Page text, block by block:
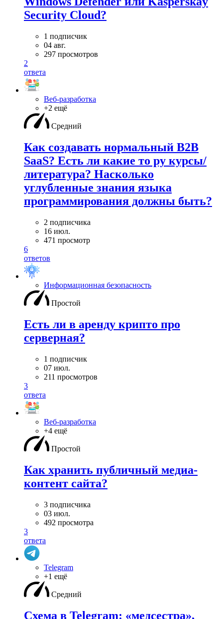
Security Cloud?
1 подписчик
04 авг.
297 просмотров
2
ответа
Веб-разработка
+2 ещё
Средний
Как создавать нормальный B2B
SaaS? Есть ли какие то ру курсы/
литература? Насколько
углубленные знания языка
программирования должны быть?
2 подписчика
16 июл.
471 просмотр
6
ответов
Информационная безопасность
Простой
Есть ли в аренду крипто про
серверная?
1 подписчик
07 июл.
211 просмотров
3
ответа
Веб-разработка
+4 ещё
Простой
Как хранить публичный медиа-
контент сайта?
3 подписчика
03 июл.
492 просмотра
3
ответа
Telegram
+1 ещё
Средний
Схема в Telegram: «медсестра»,